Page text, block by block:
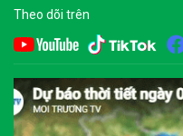
Theo dõi trên